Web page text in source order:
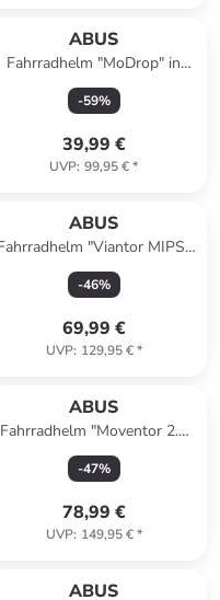
ABUS
Fahrradhelm "MoDrop" in
Bordeaux
-59%
39,99 €
UVP: 99,95 €*
ABUS
"Viantor MIPS"
in Gelb
-46%
69,99 €
UVP: 129,95 €*
ABUS
Fahrradhelm "Moventor 2.0
MIPS" in Mint
-47%
78,99 €
UVP: 149,95 €*
ABUS